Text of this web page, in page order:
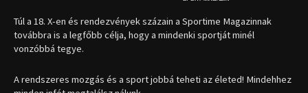
1035 Budapest, Miklós u. 7.
+36 30 471 1373